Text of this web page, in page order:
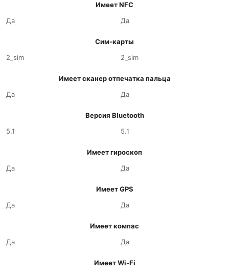
Имеет NFC
Да
Да
Сим-карты
2_sim
2_sim
Имеет сканер отпечатка пальца
Да
Да
Версия Bluetooth
5.1
5.1
Имеет гироскоп
Да
Да
Имеет GPS
Да
Да
Имеет компас
Да
Да
Имеет Wi-Fi